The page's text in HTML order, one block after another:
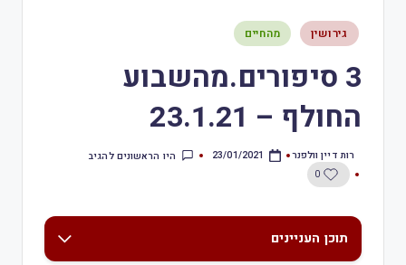
גירושין מהחיים
3 סיפורים.מהשבוע
החולף – 23.1.21
רות דיין וולפנר 23/01/2021
היו הראשונים להגיב
0
תוכן העניינים